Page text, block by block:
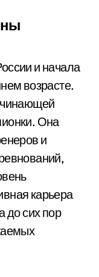
и начала
возрасте.
Она
и
карьера
до сих пор